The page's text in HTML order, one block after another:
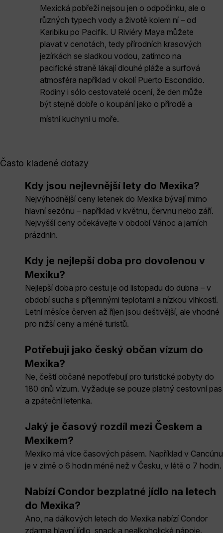
Mexická pobřeží nejsou jen o odpočinku, ale o
různých typech vody a životě kolem ní – od
Karibiku po Pacifik. U Riviéry Maya můžete
plavat v cenotách, tedy přírodních krasových
jezírkách se sladkou vodou, zatímco na
pacifické straně lákají dlouhé pláže a surfová
atmosféra například v okolí Puerto Escondido.
Rodiny i sólo cestovatelé ocení, že den může
být stejně dobře o koupání jako o přírodě a
místní kuchyni u moře.
Často kladené dotazy
Kdy jsou nejlevnější lety do Mexika?
Nejvýhodnější ceny letenek do Mexika bývají mimo
hlavní sezónu – například v květnu, červnu nebo září.
Nejvyšší ceny očekávejte v období Vánoc a jarních
prázdnin.
Kdy je nejlepší doba pro dovolenou v
Mexiku?
Nejlepší doba pro cestu je od listopadu do dubna – v
období sucha s příjemnými teplotami a nízkou vlhkostí.
Letní měsíce červen až říjen jsou deštivější, ale vhodné
pro nižší ceny a méně turistů.
Potřebuji jako český občan vízum do
Mexika?
Ne, čeští občané nepotřebují pro turistické pobyty do
180 dnů vízum. Vyžaduje se pouze platný cestovní pas
a zpáteční letenka.
Jaký je časový rozdíl mezi Českem a
Mexikem?
Mexiko má více časových pásem. Například v Cancúnu
je v zimě o 6 hodin méně než v Česku, v létě o 7 hodin.
Nabízí Condor bezplatné jídlo na letech
do Mexika?
Ano, na dálkových letech do Mexika nabízí Condor
zdarma hlavní jídlo, snack a nealkoholické nápoje.